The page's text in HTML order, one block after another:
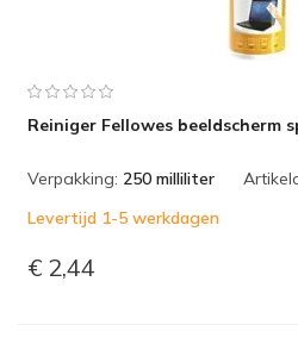
Reiniger Fellowes beeldscherm
Verpakking: 250 milliliter
Levertijd 1-5 werkdagen
€ 2,44